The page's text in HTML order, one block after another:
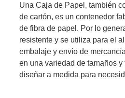
Una Caja de Papel, también
de cartón, es un contenedor
de fibra de papel. Por lo
resistente y se utiliza para el
embalaje y envío de
en una variedad de tamaños y
diseñar a medida para